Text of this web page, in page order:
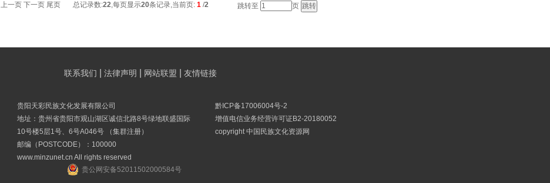
上一页 下一页 尾页 总记录数:22,每页显示20条记录,当前页: 1 /2 跳转至 页
联系我们 法律声明 网站联盟 友情链接
贵阳天彩民族文化发展有限公司
地址：贵州省贵阳市观山湖区诚信北路8号绿地联盛国际
10号楼5层1号、6号A046号 （集群注册）
邮编（POSTCODE）：100000
www.minzunet.cn All rights reserved
黔ICP备17006004号-2
增值电信业务经营许可证B2-20180052
copyright 中国民族文化资源网
贵公网安备52011502000584号